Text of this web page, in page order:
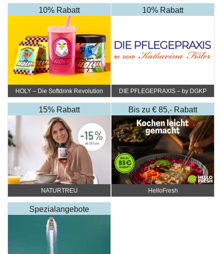
10% Rabatt
HOLY – Die Softdrink Revolution
10% Rabatt
DIE PFLEGEPRAXIS – by DGKP
15% Rabatt
NATURTREU
Bis zu € 85,- Rabatt
HelloFresh
Spezialangebote